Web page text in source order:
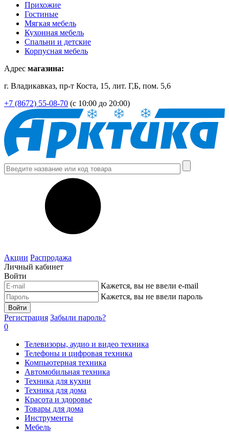
Прихожие
Гостиные
Мягкая мебель
Кухонная мебель
Спальни и детские
Корпусная мебель
Адрес магазина:
г. Владикавказ, пр-т Коста, 15, лит. Г,Б, пом. 5,6
+7 (8672) 55-08-70 (с 10:00 до 20:00)
Акции Распродажа
Личный кабинет
Войти
Кажется, вы не ввели e-mail
Кажется, вы не ввели пароль
Войти
Регистрация Забыли пароль?
0
Телевизоры, аудио и видео техника
Телефоны и цифровая техника
Компьютерная техника
Автомобильная техника
Техника для кухни
Техника для дома
Красота и здоровье
Товары для дома
Инструменты
Мебель